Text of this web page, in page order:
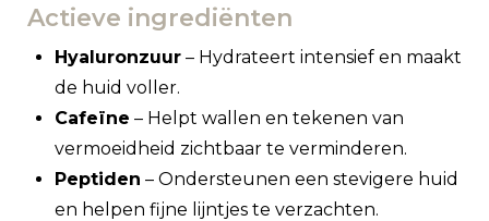
Actieve ingrediënten
Hyaluronzuur – Hydrateert intensief en maakt
de huid voller.
Cafeïne – Helpt wallen en tekenen van
vermoeidheid zichtbaar te verminderen.
Peptiden – Ondersteunen een stevigere huid
en helpen fijne lijntjes te verzachten.